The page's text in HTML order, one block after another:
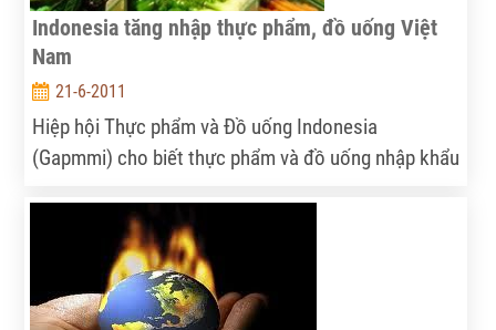
Indonesia tăng nhập thực phẩm, đồ uống Việt
Nam
21-6-2011
Hiệp hội Thực phẩm và Đồ uống Indonesia
(Gapmmi) cho biết thực phẩm và đồ uống nhập khẩu
tiếp tục tăng trong những tháng gần đây, nhờ các
hàng rào thuế quan được dỡ bỏ theo Hiệp định
thương mại tự do khu vực (AFTA), cho phép hàng
ngoại nhập cạnh tranh tốt hơn với hàng sản xuất